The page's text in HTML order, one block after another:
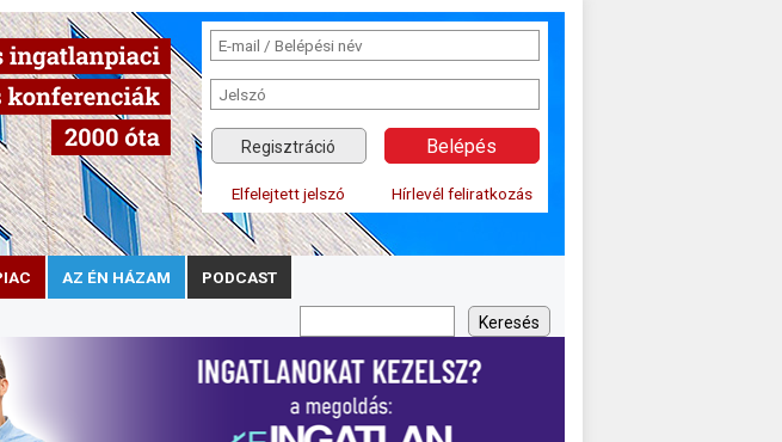
Regisztráció
Elfelejtett jelszó Hírlevél feliratkozás
AZ ÉN HÁZAM PODCAST